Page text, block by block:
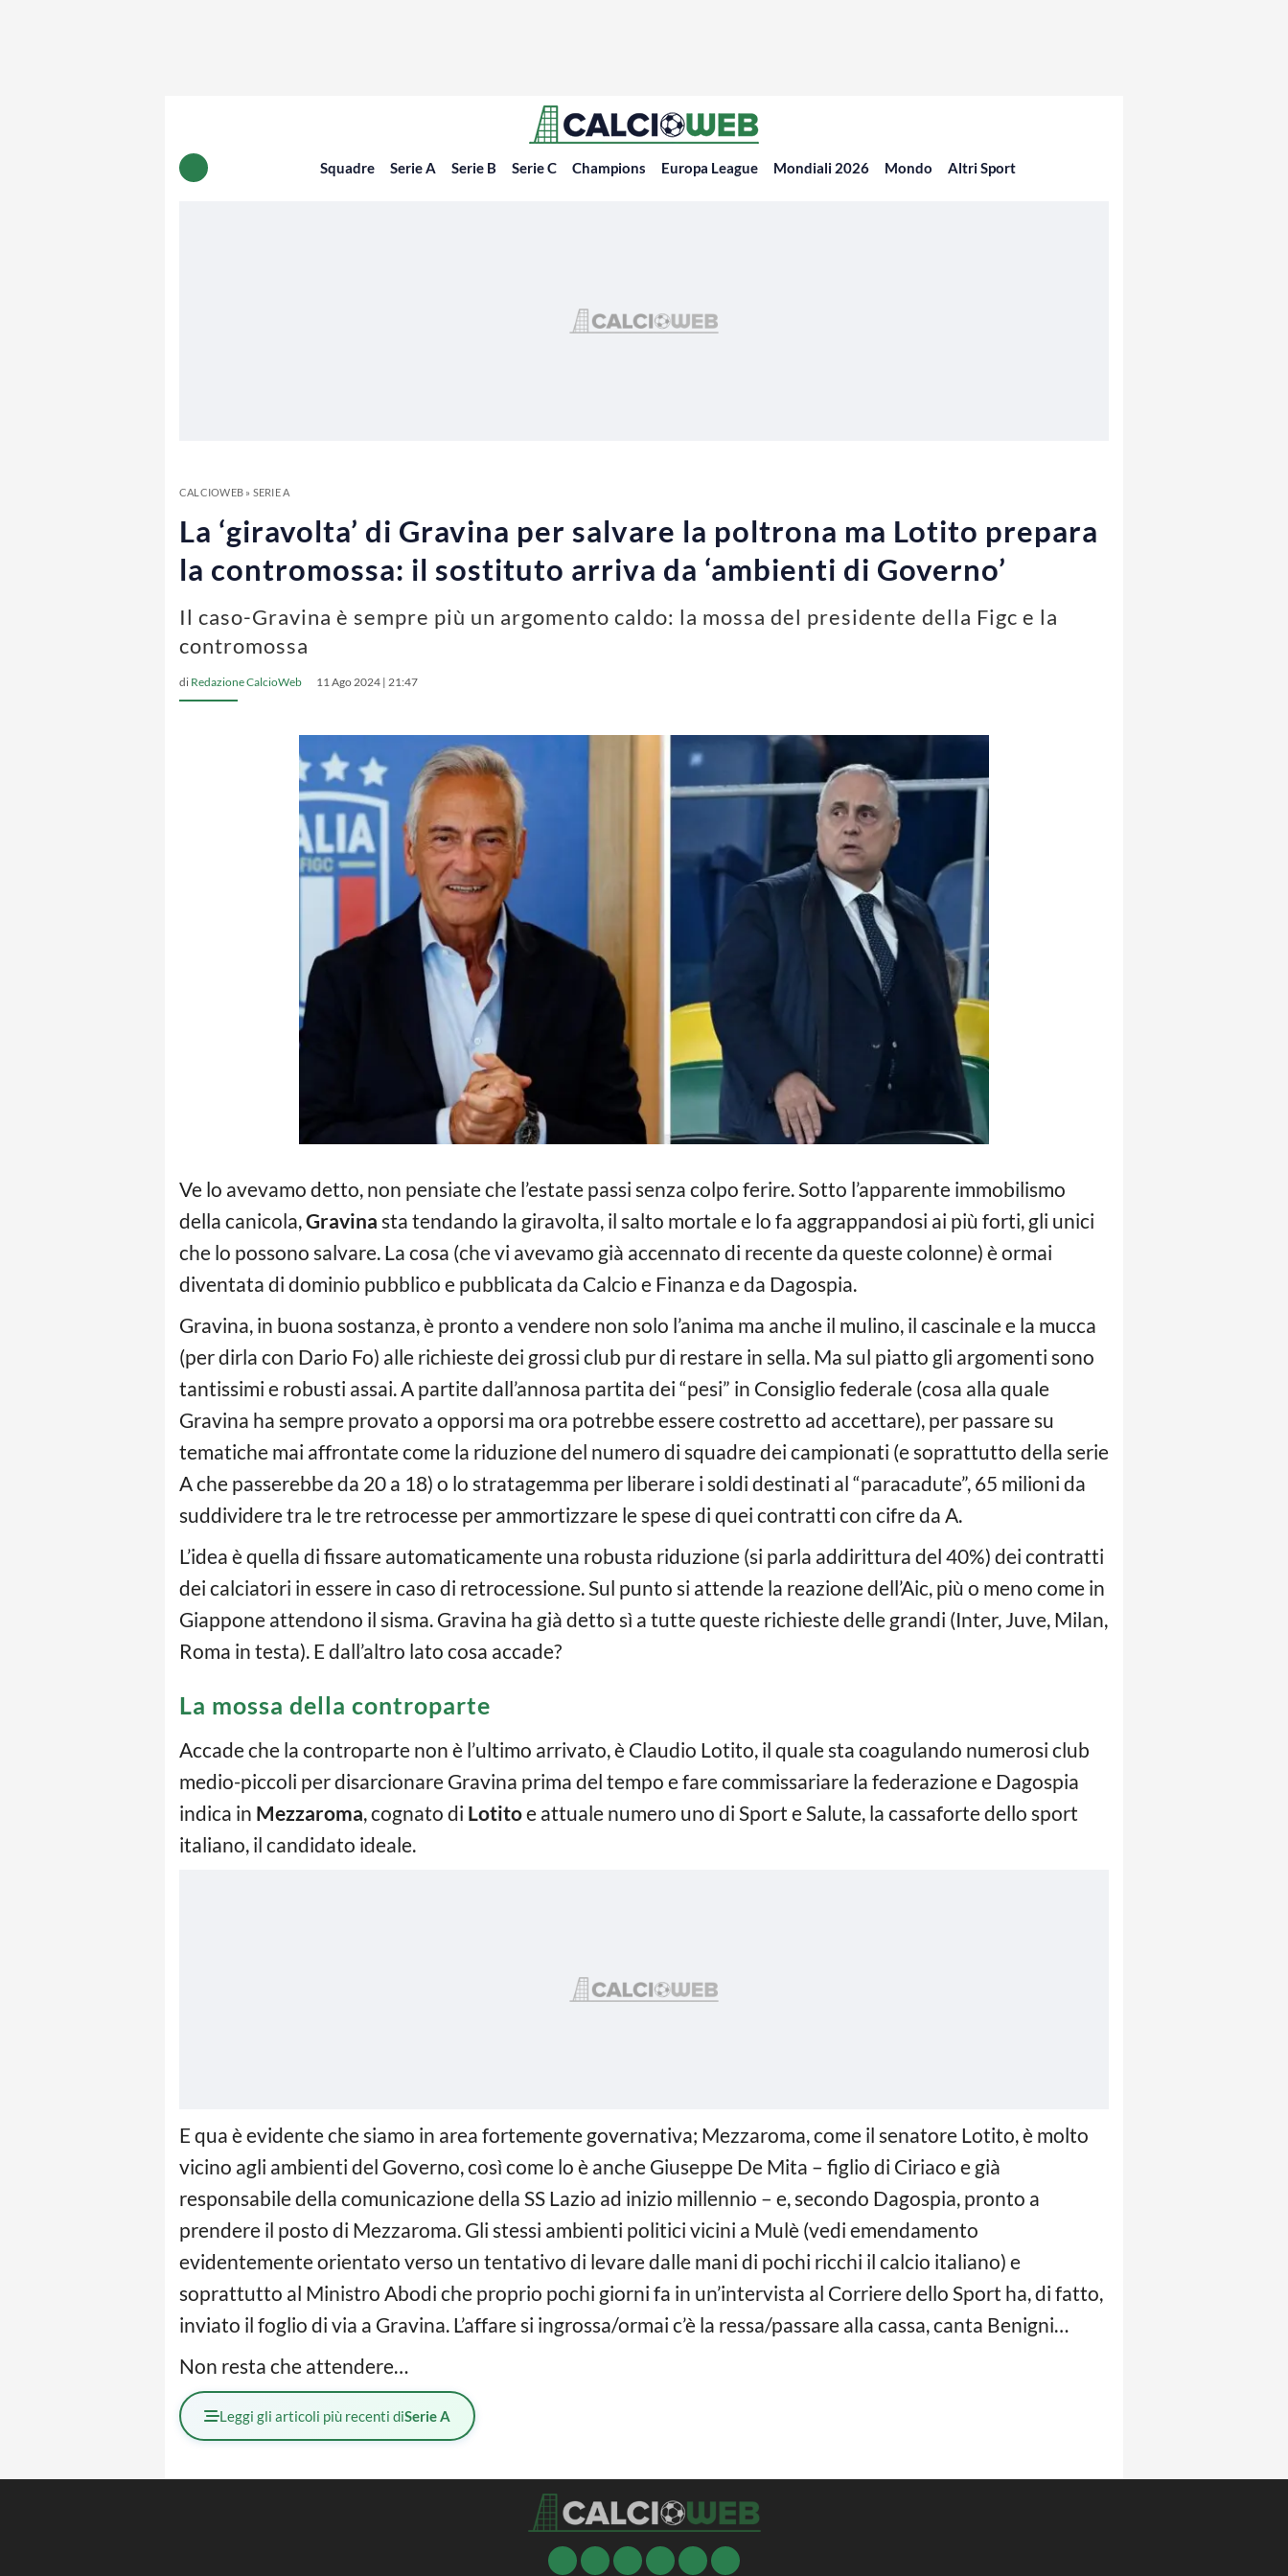
Squadre Serie A Serie B Serie C Champions Europa League Mondiali 2026 Mondo Altri Sport
CALCIOWEB» SERIE A
La ‘giravolta’ di Gravina per salvare la poltrona ma Lotito prepara
la contromossa: il sostituto arriva da ‘ambienti di Governo’
Il caso-Gravina è sempre più un argomento caldo: la mossa del presidente della Figc e la
contromossa
di Redazione CalcioWeb 11 Ago 2024 | 21:47
Ve lo avevamo detto, non pensiate che l’estate passi senza colpo ferire. Sotto l’apparente immobilismo
della canicola,Gravina sta tendando la giravolta, il salto mortale e lo fa aggrappandosi ai più forti, gli unici
che lo possono salvare. La cosa (che vi avevamo già accennato di recente da queste colonne) è ormai
diventata di dominio pubblico e pubblicata da Calcio e Finanza e da Dagospia.
Gravina, in buona sostanza, è pronto a vendere non solo l’anima ma anche il mulino, il cascinale e la mucca
(per dirla con Dario Fo) alle richieste dei grossi club pur di restare in sella. Ma sul piatto gli argomenti sono
tantissimi e robusti assai. A partite dall’annosa partita dei “pesi” in Consiglio federale (cosa alla quale
Gravina ha sempre provato a opporsi ma ora potrebbe essere costretto ad accettare), per passare su
tematiche mai affrontate come la riduzione del numero di squadre dei campionati (e soprattutto della serie
A che passerebbe da 20 a 18) o lo stratagemma per liberare i soldi destinati al “paracadute”, 65 milioni da
suddividere tra le tre retrocesse per ammortizzare le spese di quei contratti con cifre da A.
L’idea è quella di fissare automaticamente una robusta riduzione (si parla addirittura del 40%) dei contratti
dei calciatori in essere in caso di retrocessione. Sul punto si attende la reazione dell’Aic, più o meno come in
Giappone attendono il sisma. Gravina ha già detto sì a tutte queste richieste delle grandi (Inter, Juve, Milan,
Roma in testa). E dall’altro lato cosa accade?
La mossa della controparte
Accade che la controparte non è l’ultimo arrivato, è Claudio Lotito, il quale sta coagulando numerosi club
medio-piccoli per disarcionare Gravina prima del tempo e fare commissariare la federazione e Dagospia
indica in Mezzaroma, cognato di Lotitoe attuale numero uno di Sport e Salute, la cassaforte dello sport
italiano, il candidato ideale.
E qua è evidente che siamo in area fortemente governativa; Mezzaroma, come il senatore Lotito, è molto
vicino agli ambienti del Governo, così come lo è anche Giuseppe De Mita – figlio di Ciriaco e già
responsabile della comunicazione della SS Lazio ad inizio millennio – e, secondo Dagospia, pronto a
prendere il posto di Mezzaroma. Gli stessi ambienti politici vicini a Mulè (vedi emendamento
evidentemente orientato verso un tentativo di levare dalle mani di pochi ricchi il calcio italiano) e
soprattutto al Ministro Abodi che proprio pochi giorni fa in un’intervista al Corriere dello Sport ha, di fatto,
inviato il foglio di via a Gravina. L’affare si ingrossa/ormai c’è la ressa/passare alla cassa, canta Benigni…
Non resta che attendere…
Leggi gli articoli più recenti diSerie A